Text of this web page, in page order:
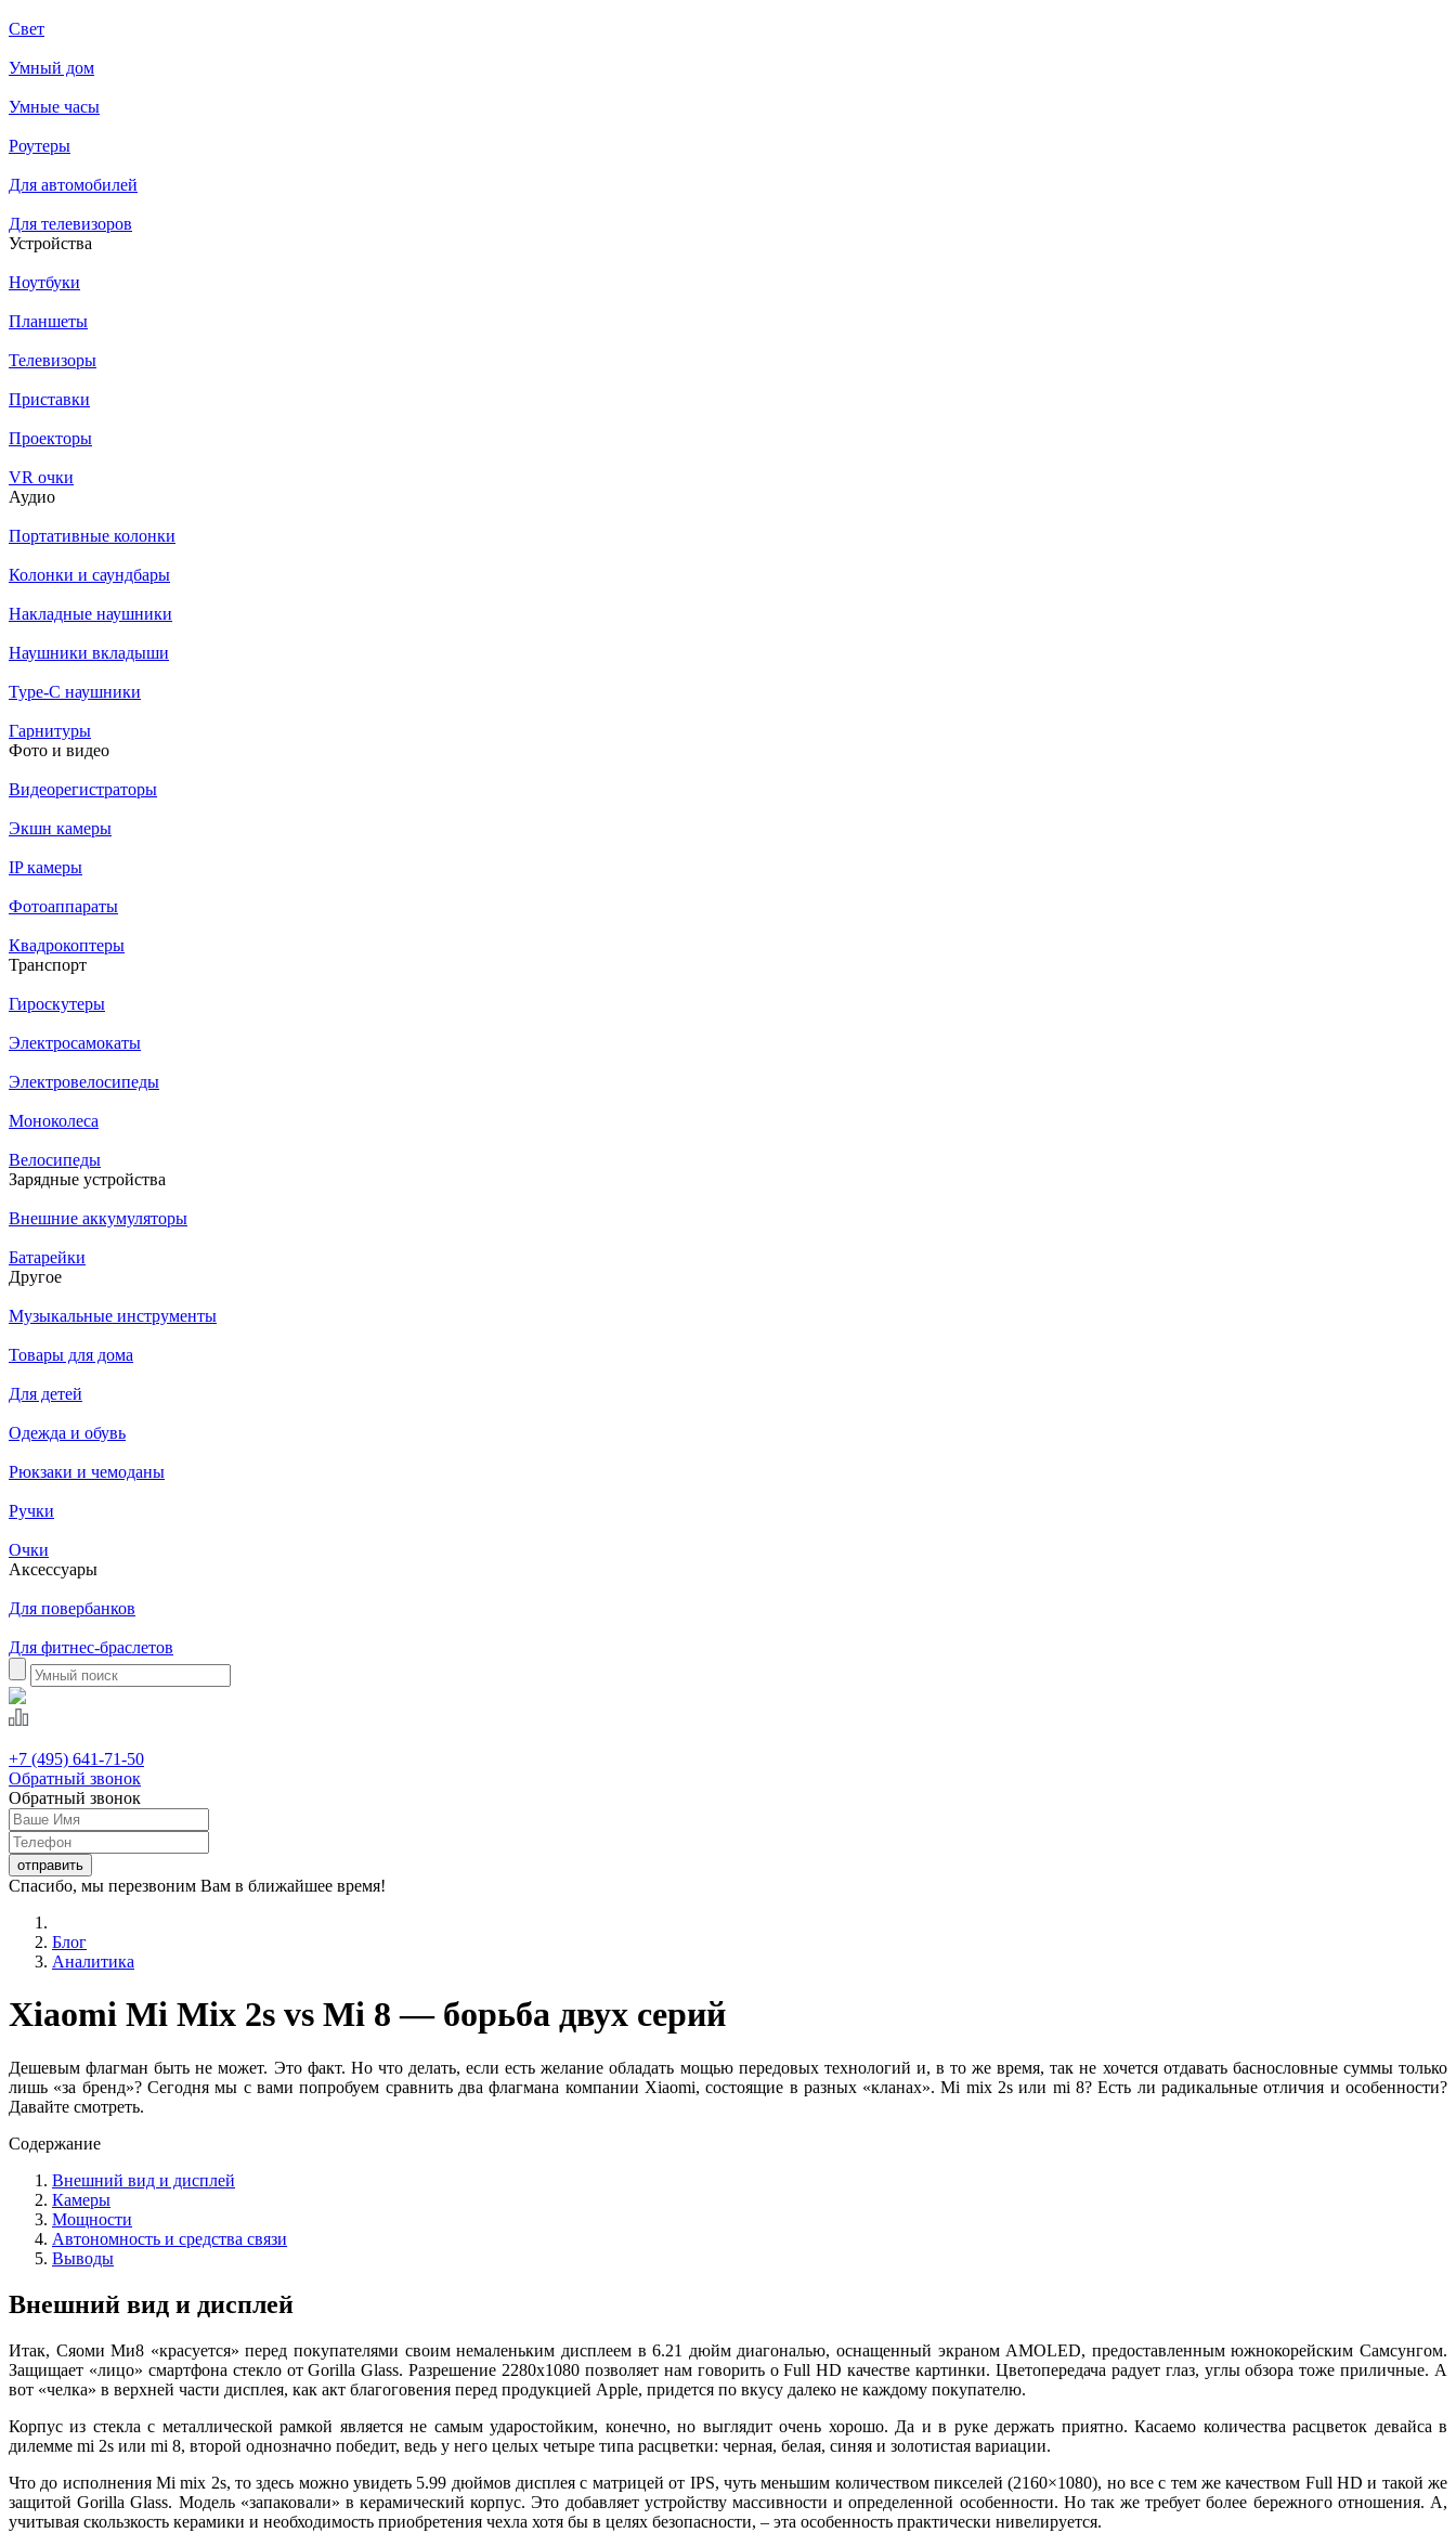
Свет
Умный дом
Умные часы
Роутеры
Для автомобилей
Для телевизоров
Устройства
Ноутбуки
Планшеты
Телевизоры
Приставки
Проекторы
VR очки
Аудио
Портативные колонки
Колонки и саундбары
Накладные наушники
Наушники вкладыши
Type-C наушники
Гарнитуры
Фото и видео
Видеорегистраторы
Экшн камеры
IP камеры
Фотоаппараты
Квадрокоптеры
Транспорт
Гироскутеры
Электросамокаты
Электровелосипеды
Моноколеса
Велосипеды
Зарядные устройства
Внешние аккумуляторы
Батарейки
Другое
Музыкальные инструменты
Товары для дома
Для детей
Одежда и обувь
Рюкзаки и чемоданы
Ручки
Очки
Аксессуары
Для повербанков
Для фитнес-браслетов
+7 (495) 641-71-50
Обратный звонок
Обратный звонок
Спасибо, мы перезвоним Вам в ближайшее время!
Блог
Аналитика
Xiaomi Mi Mix 2s vs Mi 8 — борьба двух серий
Дешевым флагман быть не может. Это факт. Но что делать, если есть желание обладать мощью передовых технологий и, в то же время, так не хочется отдавать баснословные суммы только
лишь «за бренд»? Сегодня мы с вами попробуем сравнить два флагмана компании Xiaomi, состоящие в разных «кланах». Mi mix 2s или mi 8? Есть ли радикальные отличия и особенности?
Давайте смотреть.
Содержание
Внешний вид и дисплей
Камеры
Мощности
Автономность и средства связи
Выводы
Внешний вид и дисплей
Итак, Сяоми Ми8 «красуется» перед покупателями своим немаленьким дисплеем в 6.21 дюйм диагональю, оснащенный экраном AMOLED, предоставленным южнокорейским Самсунгом.
Защищает «лицо» смартфона стекло от Gorilla Glass. Разрешение 2280х1080 позволяет нам говорить о Full HD качестве картинки. Цветопередача радует глаз, углы обзора тоже приличные. А
вот «челка» в верхней части дисплея, как акт благоговения перед продукцией Apple, придется по вкусу далеко не каждому покупателю.
Корпус из стекла с металлической рамкой является не самым ударостойким, конечно, но выглядит очень хорошо. Да и в руке держать приятно. Касаемо количества расцветок девайса в
дилемме mi 2s или mi 8, второй однозначно победит, ведь у него целых четыре типа расцветки: черная, белая, синяя и золотистая вариации.
Что до исполнения Mi mix 2s, то здесь можно увидеть 5.99 дюймов дисплея с матрицей от IPS, чуть меньшим количеством пикселей (2160×1080), но все с тем же качеством Full HD и такой же
защитой Gorilla Glass. Модель «запаковали» в керамический корпус. Это добавляет устройству массивности и определенной особенности. Но так же требует более бережного отношения. А,
учитывая скользкость керамики и необходимость приобретения чехла хотя бы в целях безопасности, – эта особенность практически нивелируется.